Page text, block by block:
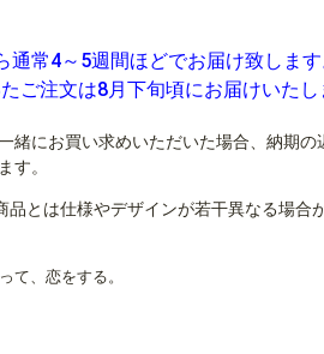
常4～5週間ほどでお届け致します
ご注文は8月下旬頃にお届けいたし
緒にお買い求めいただいた場合、納期の
す。
とは仕様やデザインが若干異なる場合
て、恋をする。